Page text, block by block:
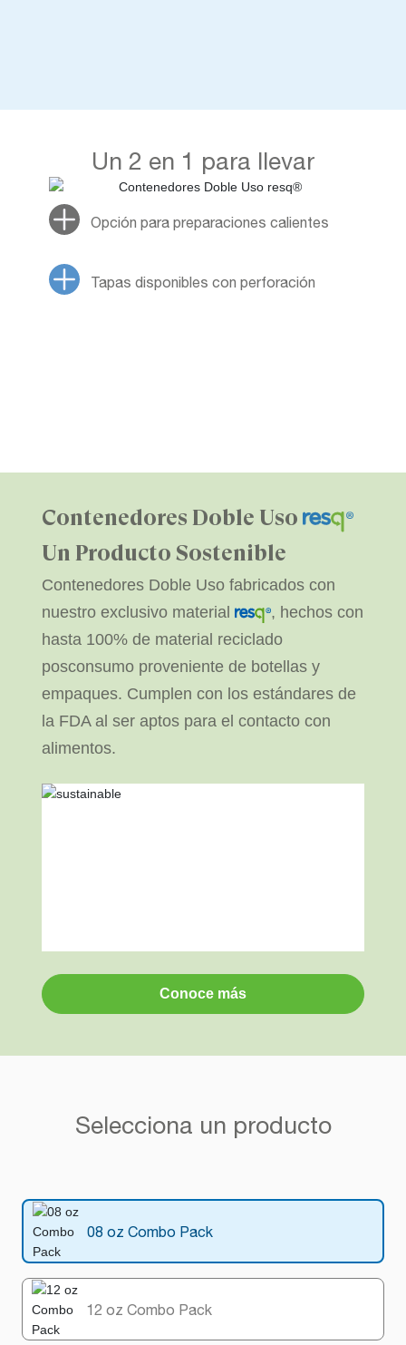
Un 2 en 1 para llevar
Opción para preparaciones calientes
Tapas disponibles con perforación
Conoce más
Contenedores Doble Uso
Un Producto Sostenible
Contenedores Doble Uso fabricados con
nuestro exclusivo material
, hechos con
hasta 100% de material reciclado
posconsumo proveniente de botellas y
empaques. Cumplen con los estándares de
la FDA al ser aptos para el contacto con
alimentos.
Selecciona un producto
08 oz Combo Pack
12 oz Combo Pack